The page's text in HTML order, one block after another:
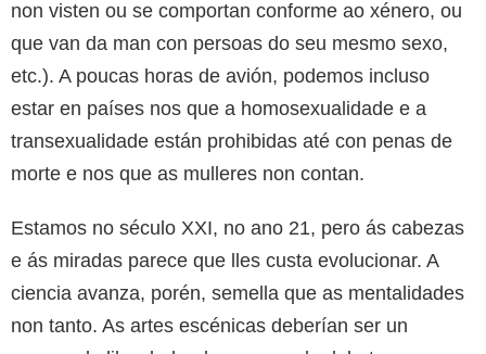
non visten ou se comportan conforme ao xénero, ou
que van da man con persoas do seu mesmo sexo,
etc.). A poucas horas de avión, podemos incluso
estar en países nos que a homosexualidade e a
transexualidade están prohibidas até con penas de
morte e nos que as mulleres non contan.
Estamos no século XXI, no ano 21, pero ás cabezas
e ás miradas parece que lles custa evolucionar. A
ciencia avanza, porén, semella que as mentalidades
non tanto. As artes escénicas deberían ser un